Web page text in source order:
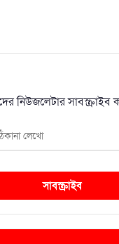
নিউজলেটার সাবস্ক্রাইব
সাবস্ক্রাইব